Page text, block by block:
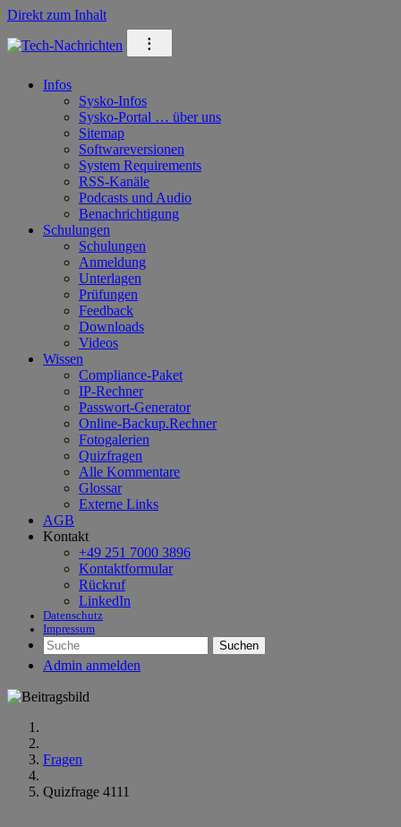
Direkt zum Inhalt
⁝
Infos
Sysko-Infos
Sysko-Portal … über uns
Sitemap
Softwareversionen
System Requirements
RSS-Kanäle
Podcasts und Audio
Benachrichtigung
Schulungen
Schulungen
Anmeldung
Unterlagen
Prüfungen
Feedback
Downloads
Videos
Wissen
Compliance-Paket
IP-Rechner
Passwort-Generator
Online-Backup.Rechner
Fotogalerien
Quizfragen
Alle Kommentare
Glossar
Externe Links
AGB
Kontakt
+49 251 7000 3896
Kontaktformular
Rückruf
LinkedIn
Datenschutz
Impressum
Suchen
Admin anmelden
Fragen
Quizfrage 4111